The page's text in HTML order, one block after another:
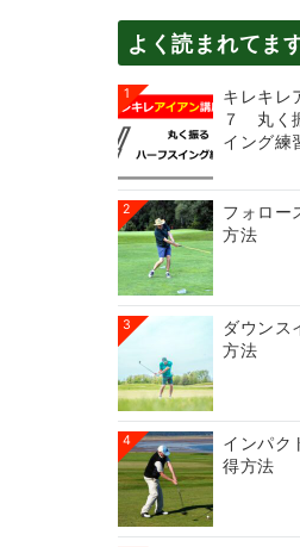
よく読まれてま
1
キレキレ
７ 丸く
イング練
2
フォロー
方法
3
ダウンス
方法
4
インパク
得方法